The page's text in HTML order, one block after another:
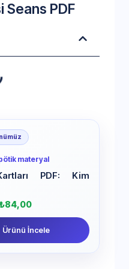
PDF
materyal
PDF: Kim
₺84,00
Ürünü İncele